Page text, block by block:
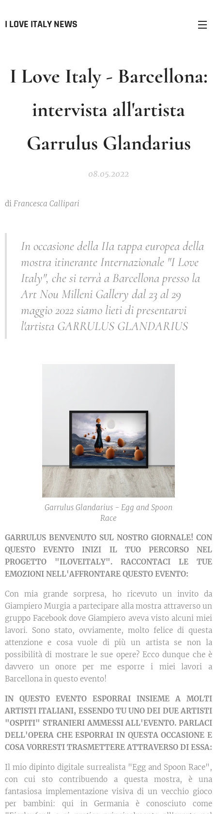
I LOVE ITALY NEWS
I Love Italy - Barcellona:
intervista all'artista
Garrulus Glandarius
08.05.2022
di Francesca Callipari
In occasione della IIa tappa europea della
mostra itinerante Internazionale "I Love
Italy", che si terrà a Barcellona presso la
Art Nou Milleni Gallery dal 23 al 29
maggio 2022 siamo lieti di presentarvi
l'artista GARRULUS GLANDARIUS
Garrulus Glandarius - Egg and Spoon
Race
GARRULUS BENVENUTO SUL NOSTRO GIORNALE! CON
QUESTO EVENTO INIZI IL TUO PERCORSO NEL
PROGETTO "ILOVEITALY". RACCONTACI LE TUE
EMOZIONI NELL'AFFRONTARE QUESTO EVENTO:
Con mia grande sorpresa, ho ricevuto un invito da
Giampiero Murgia a partecipare alla mostra attraverso un
gruppo Facebook dove Giampiero aveva visto alcuni miei
lavori. Sono stato, ovviamente, molto felice di questa
attenzione e cosa vuole di più un artista se non la
possibilità di mostrare le sue opere? Ecco dunque che è
davvero un onore per me esporre i miei lavori a
Barcellona in questo evento!
IN QUESTO EVENTO ESPORRAI INSIEME A MOLTI
ARTISTI ITALIANI, ESSENDO TU UNO DEI DUE ARTISTI
"OSPITI" STRANIERI AMMESSI ALL'EVENTO. PARLACI
DELL'OPERA CHE ESPORRAI IN QUESTA OCCASIONE E
COSA VORRESTI TRASMETTERE ATTRAVERSO DI ESSA:
Il mio dipinto digitale surrealista "Egg and Spoon Race",
con cui sto contribuendo a questa mostra, è una
fantasiosa implementazione visiva di un vecchio gioco
per bambini: qui in Germania è conosciuto come